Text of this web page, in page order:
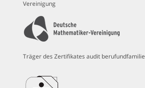
Vereinigung
Träger des Zertifikates audit berufundfamilie